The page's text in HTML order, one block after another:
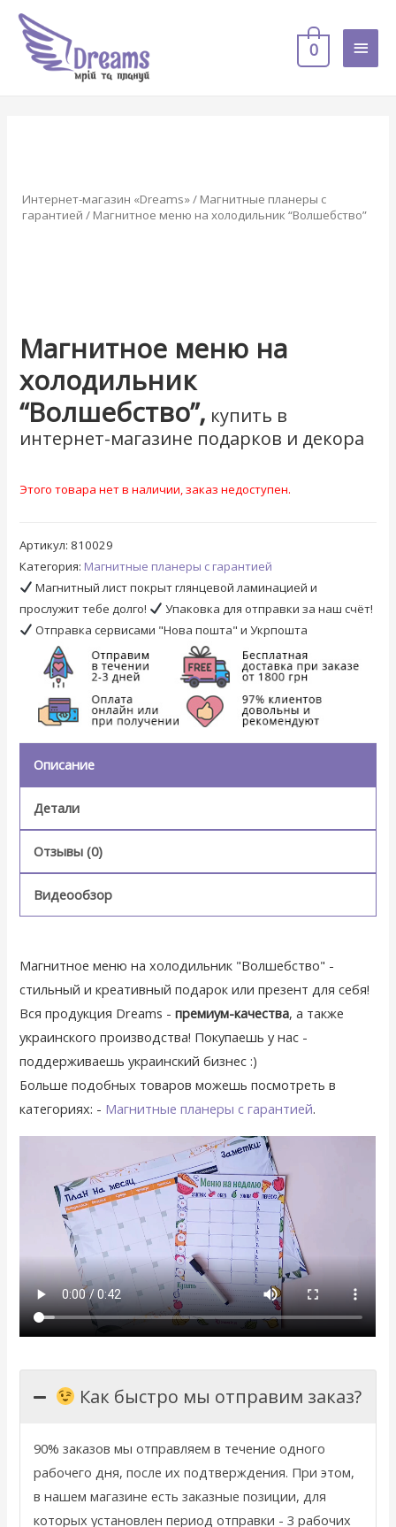
0
Интернет-магазин «Dreams»/ Магнитные планеры с
гарантией / Магнитное меню на холодильник “Волшебство”
Магнитное меню на
холодильник
“Волшебство”, купить в
интернет-магазине подарков и декора
Этого товара нет в наличии, заказ недоступен.
Артикул: 810029
Категория: Магнитные планеры с гарантией
Магнитный лист покрыт глянцевой ламинацией и
прослужит тебе долго!
Упаковка для отправки за наш счёт!
Отправка сервисами "Нова пошта" и Укрпошта
Описание
Детали
Отзывы (0)
Видеообзор
Магнитное меню на холодильник "Волшебство" -
стильный и креативный подарок или презент для себя!
Вся продукция Dreams -премиум-качества, а также
украинского производства! Покупаешь у нас -
поддерживаешь украинский бизнес :)
Больше подобных товаров можешь посмотреть в
категориях: - Магнитные планеры с гарантией.
Как быстро мы отправим заказ?
90% заказов мы отправляем в течение одного
рабочего дня, после их подтверждения. При этом,
в нашем магазине есть заказные позиции, для
которых установлен период отправки - 3 рабочих